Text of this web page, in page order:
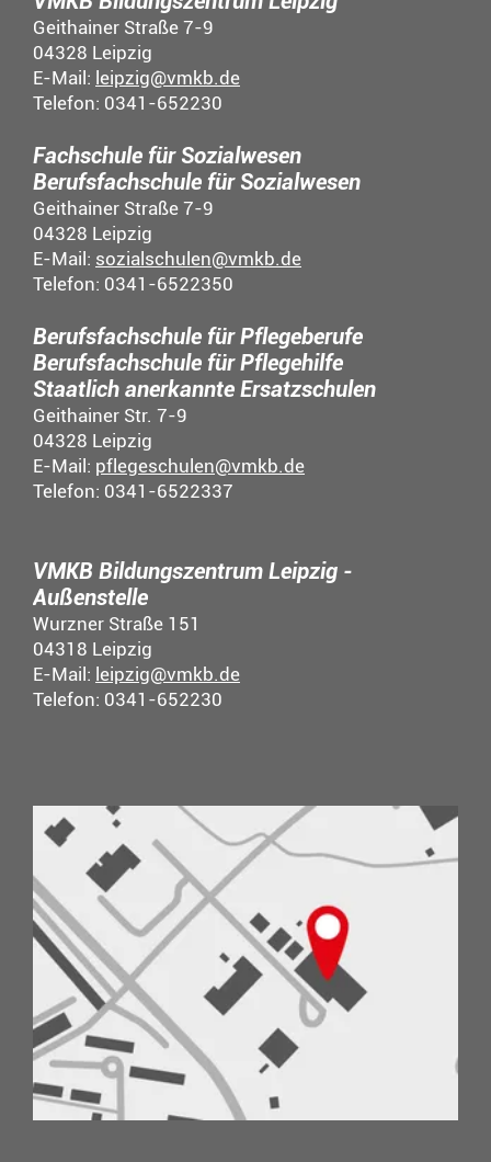
Geithainer Straße 7-9
04328 Leipzig
E-Mail: leipzig@vmkb.de
Telefon: 0341-652230
Fachschule für Sozialwesen
Berufsfachschule für Sozialwesen
Geithainer Straße 7-9
04328 Leipzig
E-Mail: sozialschulen@vmkb.de
Telefon: 0341-6522350
Berufsfachschule für Pflegeberufe
Berufsfachschule für Pflegehilfe
Staatlich anerkannte Ersatzschulen
Geithainer Str. 7-9
04328 Leipzig
E-Mail: pflegeschulen@vmkb.de
Telefon: 0341-6522337
VMKB Bildungszentrum Leipzig -
Außenstelle
Wurzner Straße 151
04318 Leipzig
E-Mail: leipzig@vmkb.de
Telefon: 0341-652230